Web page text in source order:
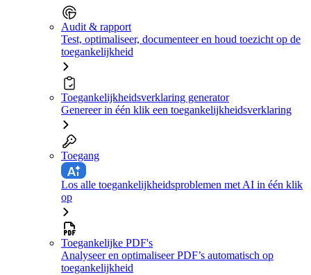
Audit & rapport
Test, optimaliseer, documenteer en houd toezicht op de
toegankelijkheid
Toegankelijkheidsverklaring generator
Genereer in één klik een toegankelijkheidsverklaring
Toegang
Los alle toegankelijkheidsproblemen met AI in één klik
op
Toegankelijke PDF's
Analyseer en optimaliseer PDF’s automatisch op
toegankelijkheid